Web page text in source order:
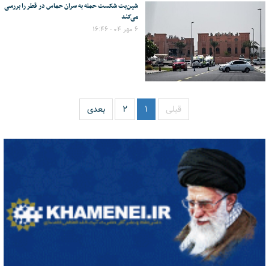
شین‌بت شکست حمله به سران حماس در قطر را بررسی
می‌کند
۶ مهر ۰۴ - ۱۶:۴۶
قبلی ۱ ۲ بعدی